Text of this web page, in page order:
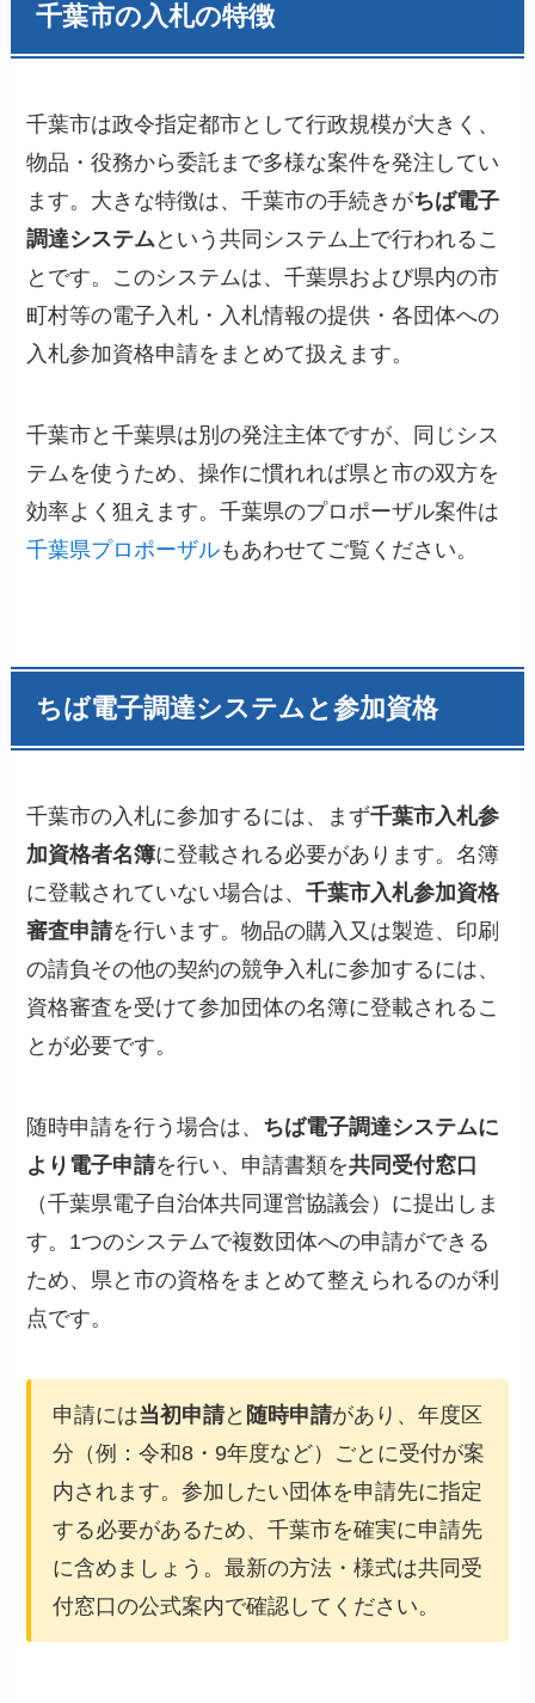
千葉市の入札の特徴
千葉市は政令指定都市として行政規模が大きく、
物品・役務から委託まで多様な案件を発注してい
ます。大きな特徴は、千葉市の手続きがちば電子
調達システム という共同システム上で行われるこ
とです。このシステムは、千葉県および県内の市
町村等の電子入札・入札情報の提供・各団体への
入札参加資格申請をまとめて扱えます。
千葉市と千葉県は別の発注主体ですが、同じシス
テムを使うため、操作に慣れれば県と市の双方を
効率よく狙えます。千葉県のプロポーザル案件は
千葉県プロポーザルもあわせてご覧ください。
ちば電子調達システムと参加資格
千葉市の入札に参加するには、まず千葉市入札参
加資格者名簿に登載される必要があります。名簿
に登載されていない場合は、千葉市入札参加資格
審査申請を行います。物品の購入又は製造、印刷
の請負その他の契約の競争入札に参加するには、
資格審査を受けて参加団体の名簿に登載されるこ
とが必要です。
随時申請を行う場合は、 ちば電子調達システムに
より電子申請を行い、申請書類を共同受付窓口
（千葉県電子自治体共同運営協議会）に提出しま
す。1つのシステムで複数団体への申請ができる
ため、県と市の資格をまとめて整えられるのが利
点です。
申請には当初申請と 随時申請があり、年度区
分（例：令和8・9年度など）ごとに受付が案
内されます。参加したい団体を申請先に指定
する必要があるため、千葉市を確実に申請先
に含めましょう。最新の方法・様式は共同受
付窓口の公式案内で確認してください。